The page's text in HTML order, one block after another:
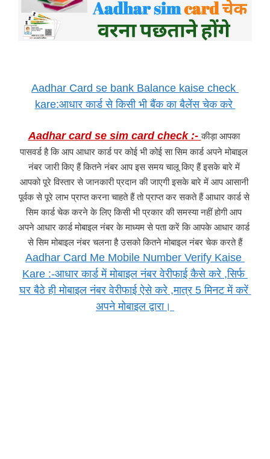
Aadhar Card se bank Balance kaise check
kare:आधार कार्ड से किसी भी बैंक का बैलेंस चेक करे
Aadhar card se sim card check :- कीड़ा आपका
पासवर्ड है कि आप आधार कार्ड पर कोई भी कोई सा सिम कार्ड अपने मोबाइल
नंबर जारी किए हैं कितने नंबर आप इस समय चालू किए हैं इसके बारे में
आपको पूरे विस्तार से जानकारी प्रदान की जाएगी इसके बारे में आप आसानी
पूर्वक से पूरे लाभ प्राप्त करना चाहते हैं तो प्राप्त कर सकते हैं आधार कार्ड से
सिम कार्ड चेक करने के लिए किसी भी प्रकार की समस्या नहीं होगी आप
अपने आधार कार्ड मोबाइल नंबर के माध्यम से पता करें कि आपके आधार कार्ड
से सिम मोबाइल नंबर चलना है उसको कितने मोबाइल नंबर चेक करते हैं
Aadhar Card Me Mobile Number Verify Kaise
Kare :-आधार कार्ड में मोबाइल नंबर वेरीफाई कैसे करे ,सिर्फ
घर बैठे ही मोबाइल नंबर वेरीफाई ऐसे करे ,मात्र 5 मिनट में करें
अपने मोबाइल द्वारा।